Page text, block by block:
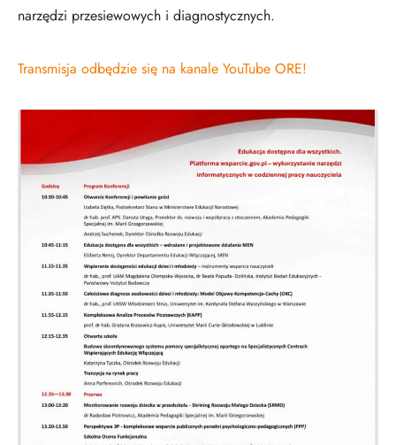
narzędzi przesiewowych i diagnostycznych.
Transmisja odbędzie się na kanale YouTube ORE!